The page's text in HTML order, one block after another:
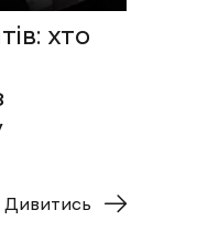
хто
Дивитись